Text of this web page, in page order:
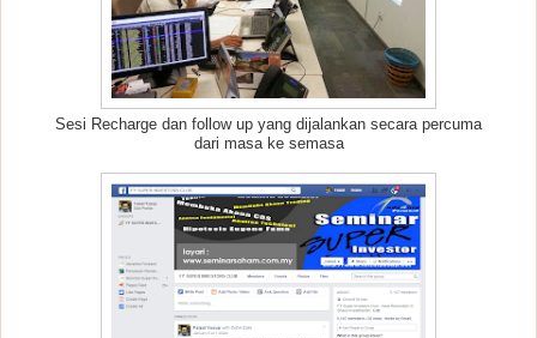
Sesi Recharge dan follow up yang dijalankan secara percuma
dari masa ke semasa